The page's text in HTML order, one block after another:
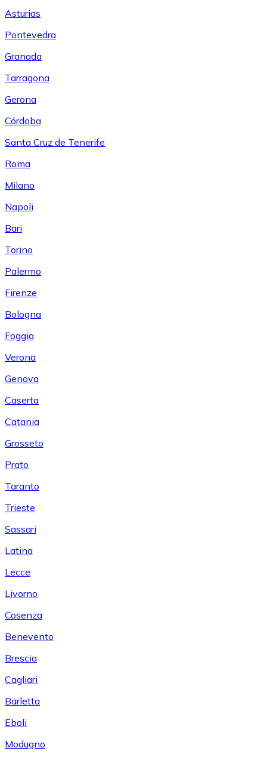
Asturias
Pontevedra
Granada
Tarragona
Gerona
Córdoba
Santa Cruz de Tenerife
Roma
Milano
Napoli
Bari
Torino
Palermo
Firenze
Bologna
Foggia
Verona
Genova
Caserta
Catania
Grosseto
Prato
Taranto
Trieste
Sassari
Latina
Lecce
Livorno
Cosenza
Benevento
Brescia
Cagliari
Barletta
Eboli
Modugno